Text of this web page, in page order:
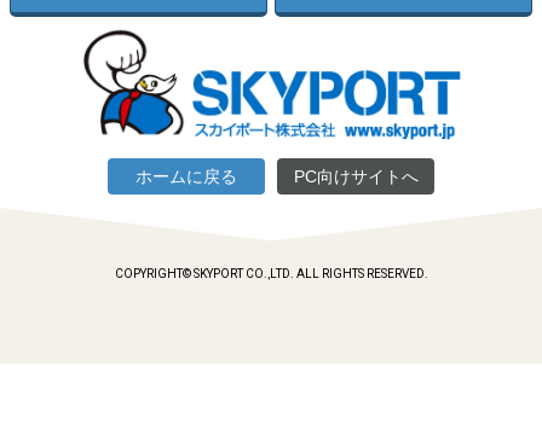
ホームに戻る PC向けサイトへ
COPYRIGHT© SKYPORT CO.,LTD. ALL RIGHTS RESERVED.